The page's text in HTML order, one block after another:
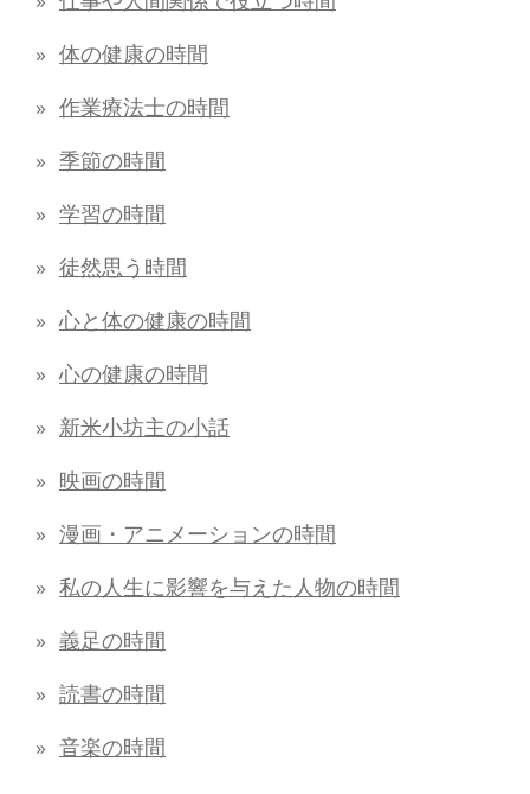
体の健康の時間
作業療法士の時間
季節の時間
学習の時間
徒然思う時間
心と体の健康の時間
心の健康の時間
新米小坊主の小話
映画の時間
漫画・アニメーションの時間
私の人生に影響を与えた人物の時間
義足の時間
読書の時間
音楽の時間